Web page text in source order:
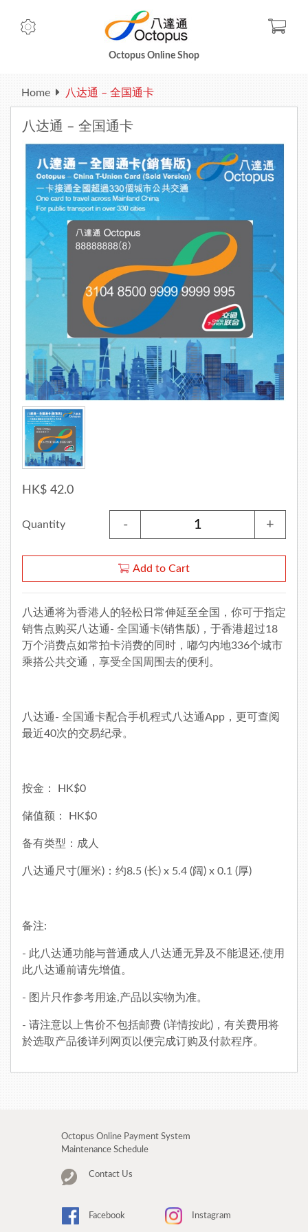
Octopus Online Shop
Home 八达通 – 全国通卡
八达通 – 全国通卡
HK$ 42.0
Quantity - +
Add to Cart
八达通将为香港人的轻松日常伸延至全国，你可于指定
销售点购买八达通- 全国通卡(销售版)，于香港超过18
万个消费点如常拍卡消费的同时，嘟匀内地336个城市
乘搭公共交通，享受全国周围去的便利。
八达通- 全国通卡配合手机程式八达通App ，更可查阅
最近40次的交易纪录。
按金： HK$0
储值额： HK$0
备有类型：成人
八达通尺寸(厘米)：约8.5 (长) x 5.4 (阔) x 0.1 (厚)
备注:
- 此八达通功能与普通成人八达通无异及不能退还,使用
此八达通前请先增值。
- 图片只作参考用途,产品以实物为准。
- 请注意以上售价不包括邮费 (详情按此)，有关费用将
於选取产品後详列网页以便完成订购及付款程序。
Octopus Online Payment System
Maintenance Schedule
Contact Us
Facebook Instagram